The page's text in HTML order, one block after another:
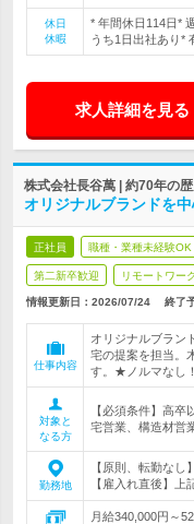
休日
休暇
* 年間休日114日*
うち1日出社あり*
求人詳細を見る
株式会社長谷萬 | 約70年の
オリジナルブランドを
正社員 職種・業種未経験OK
第二新卒歓迎 リモートワー
情報更新日：2026/07/24 終了
仕事内容
オリジナルブラン
宅の提案を担当。
す。★ノルマなし！
対象と
なる方
【必須条件】高
宅営業、構造材営
勤務地
【原則、転勤な
【雇入れ直後】上
月給340,000円～